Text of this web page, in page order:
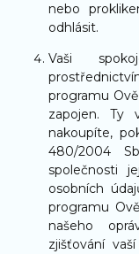
nebo
odhlásit.
Vaši
programu
zapojen. Ty
nakoupíte,
480/2004
společnosti
osobních
programu
našeho
zjišťování